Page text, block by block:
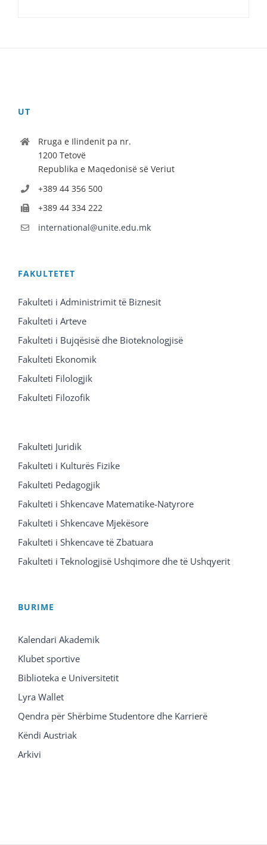
UT
Rruga e Ilindenit pa nr.
1200 Tetovë
Republika e Maqedonisë së Veriut
+389 44 356 500
+389 44 334 222
international@unite.edu.mk
FAKULTETET
Fakulteti i Administrimit të Biznesit
Fakulteti i Arteve
Fakulteti i Bujqësisë dhe Bioteknologjisë
Fakulteti Ekonomik
Fakulteti Filologjik
Fakulteti Filozofik
Fakulteti Juridik
Fakulteti i Kulturës Fizike
Fakulteti Pedagogjik
Fakulteti i Shkencave Matematike-Natyrore
Fakulteti i Shkencave Mjekësore
Fakulteti i Shkencave të Zbatuara
Fakulteti i Teknologjisë Ushqimore dhe të Ushqyerit
BURIME
Kalendari Akademik
Klubet sportive
Biblioteka e Universitetit
Lyra Wallet
Qendra për Shërbime Studentore dhe Karrierë
Këndi Austriak
Arkivi